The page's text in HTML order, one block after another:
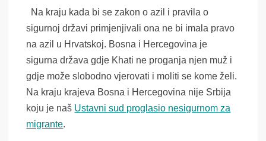
Na kraju kada bi se zakon o azil i pravila o
sigurnoj državi primjenjivali ona ne bi imala pravo
na azil u Hrvatskoj. Bosna i Hercegovina je
sigurna država gdje Khati ne proganja njen muž i
gdje može slobodno vjerovati i moliti se kome želi.
Na kraju krajeva Bosna i Hercegovina nije Srbija
koju je naš Ustavni sud proglasio nesigurnom za
migrante.